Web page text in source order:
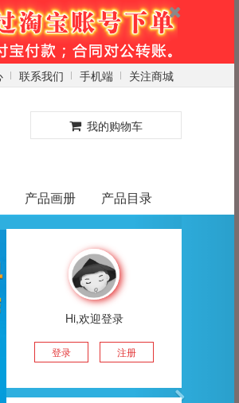
联系我们 手机端 关注商城
我的购物车
产品画册 产品目录
Hi,欢迎登录
登录 注册